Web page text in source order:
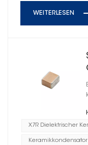
WEITERLESEN
X7R Dielektrischer